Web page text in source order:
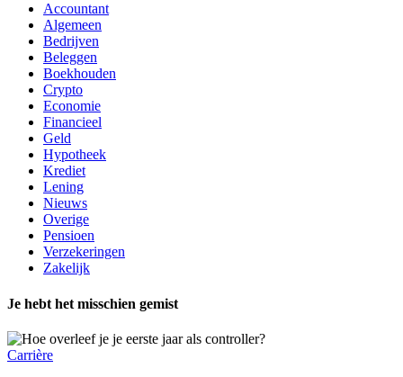
Accountant
Algemeen
Bedrijven
Beleggen
Boekhouden
Crypto
Economie
Financieel
Geld
Hypotheek
Krediet
Lening
Nieuws
Overige
Pensioen
Verzekeringen
Zakelijk
Je hebt het misschien gemist
Carrière